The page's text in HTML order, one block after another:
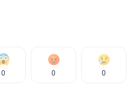
0 0 0